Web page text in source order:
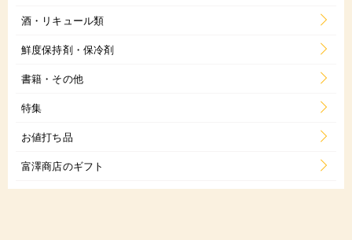
酒・リキュール類
鮮度保持剤・保冷剤
書籍・その他
特集
お値打ち品
富澤商店のギフト